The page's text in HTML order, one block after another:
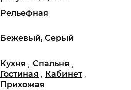
Бежевый, Серый
Кухня , Спальня ,
Гостиная , Кабинет ,
Прихожая
Рельефная